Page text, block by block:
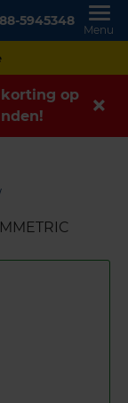
5945348
Menu
korting op